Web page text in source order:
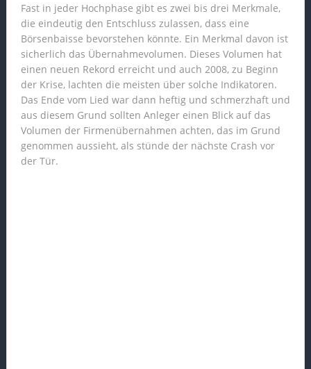
Fast in jeder Hochphase gibt es zwei bis drei Merkmale,
die eindeutig den Entschluss zulassen, dass eine
Börsenbaisse bevorstehen könnte. Ein Merkmal davon ist
sicherlich das Übernahmevolumen. Dieses Volumen hat
einen neuen Rekord erreicht und auch 2008, zu Beginn
der Krise, lachten die meisten über solche Indikatoren.
Das Ende vom Lied war dann heftig und schmerzhaft und
aus diesem Grund sollten Anleger einen Blick auf das
Volumen der Firmenübernahmen achten, das im Grund
genommen aussieht, als stünde der nächste Crash vor
der Tür.